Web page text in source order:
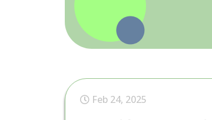
Feb 24, 2025